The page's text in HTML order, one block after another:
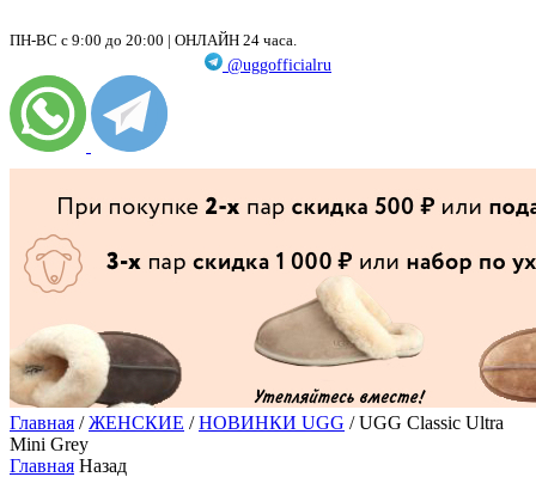
ПН-ВС с 9:00 до 20:00 | ОНЛАЙН 24 часа.
@uggofficialru
Главная /ЖЕНСКИЕ /НОВИНКИ UGG / UGG Classic Ultra
Mini Grey
Главная Назад